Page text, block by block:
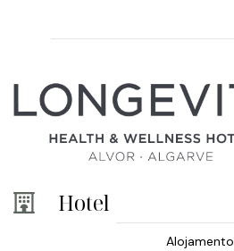
Hotel
Alojamento